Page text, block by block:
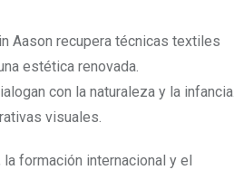
Aason recupera técnicas textiles
estética renovada.
con la naturaleza y la infancia.
visuales.
formación internacional y el